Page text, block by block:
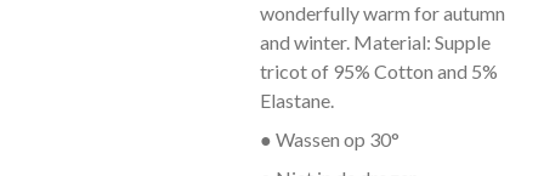
wonderfully warm for autumn
and winter. Material: Supple
tricot of 95% Cotton and 5%
Elastane.
● Wassen op 30°